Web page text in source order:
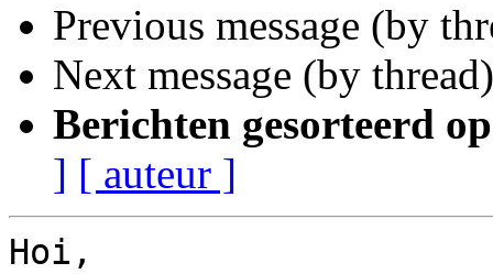
Previous message (by
Next message (by
Berichten gesorteerd
] [ auteur ]
Hoi,